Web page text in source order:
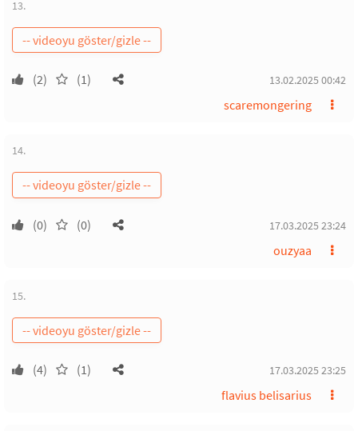
13.
(2) (1) 13.02.2025 00:42
scaremongering
14.
(0) (0) 17.03.2025 23:24
ouzyaa
15.
(4) (1) 17.03.2025 23:25
flavius belisarius